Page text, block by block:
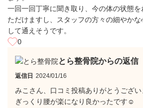
一回一回丁寧に聞き取り、今の体の状態
ただけますし、スタッフの方々の細やか
して通えそうです。
0
とら整骨院からの返信
返信日 2024/01/16
みこさん、口コミ投稿ありがとうござい
ぎっくり腰が楽になり良かったです☺